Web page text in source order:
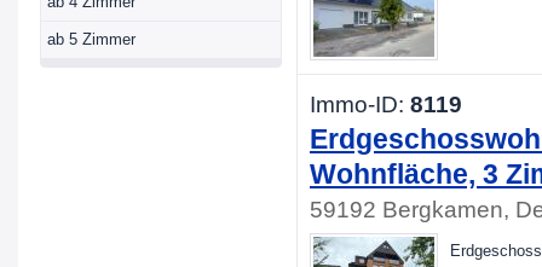
ab 5 Zimmer
Immo-ID: 8119
Wohnfläche, 3
59192 Bergkamen,